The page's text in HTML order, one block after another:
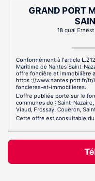
GRAND PORT
18 quai
Conformément à l'article
Maritime de Nantes Saint-
offre foncière et immobilière
https ://www.nantes.port.fr/
foncieres-et-immobilieres.
L'offre publiée porte sur le
communes de : Saint-
Viaud, Frossay, Couëron,
Cette offre est consultable